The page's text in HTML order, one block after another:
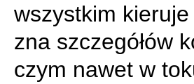
wszystkim
zna szczegółów
czym nawet w